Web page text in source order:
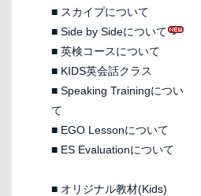
■ スカイプについて
■ Side by Sideについて
■ 英検コースについて
■ KIDS英会話クラス
■ Speaking Trainingについ
て
■ EGO Lessonについて
■ ES Evaluationについて
■ オリジナル教材(Kids)